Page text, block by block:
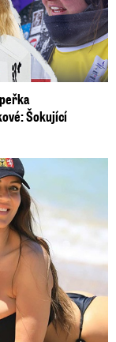
Šokující
sporťáky!